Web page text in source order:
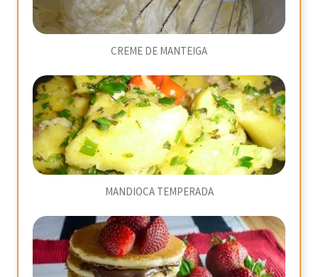
CREME DE MANTEIGA
MANDIOCA TEMPERADA